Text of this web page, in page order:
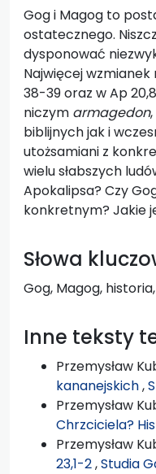
Gog i Magog to
ostatecznego.
dysponować
Najwięcej
38-39 oraz w Ap
niczym armagedon
biblijnych jak i
utożsamiani z
wielu słabszych
Apokalipsa? Czy
konkretnym? Jakie
Słowa
Gog, Magog,
Inne teksty
Przemysław
kananejskich,
Przemysław
Chrzciciela?
Przemysław
23,1-2,Studia